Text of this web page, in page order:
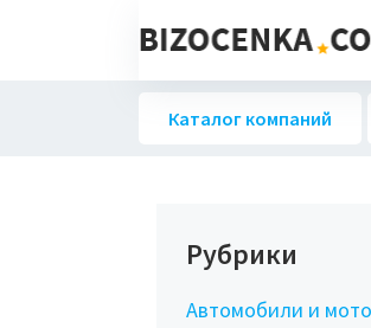
Каталог компаний
Рубрики
Автомобили и